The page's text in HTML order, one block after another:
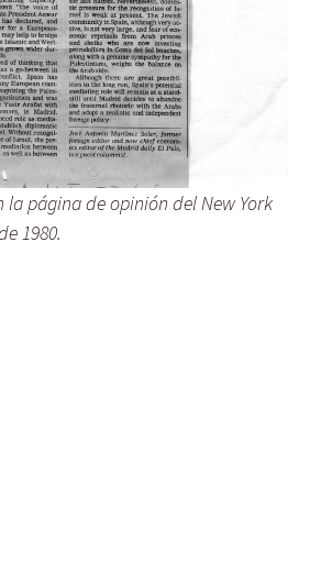
página de opinión del New York
1980.